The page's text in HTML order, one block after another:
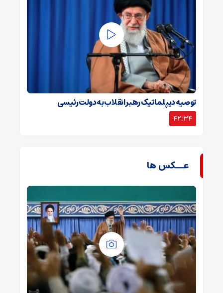
توصیه دیپلماتیک رهبر انقلاب به دولت رئیسی
42:34
عــکس ها